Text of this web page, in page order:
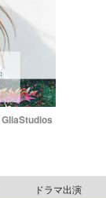
GliaStudios
ドラマ出演